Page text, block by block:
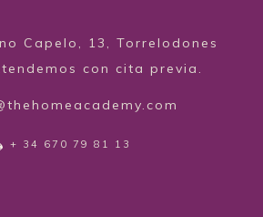
Capelo, 13, Torrelodones
con cita previa.
+ 34 670 79 81 13